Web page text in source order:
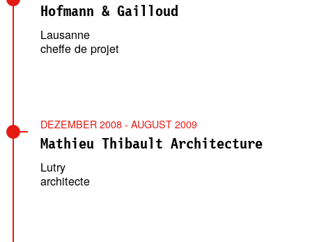
Hofmann & Gailloud
Lausanne
cheffe de projet
DEZEMBER 2008 - AUGUST 2009
Mathieu Thibault Architecture
Lutry
architecte